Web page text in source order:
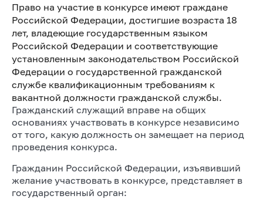
Право на участие в конкурсе имеют граждане
Российской Федерации, достигшие возраста 18
лет, владеющие государственным языком
Российской Федерации и соответствующие
установленным законодательством Российской
Федерации о государственной гражданской
службе квалификационным требованиям к
вакантной должности гражданской службы.
Гражданский служащий вправе на общих
основаниях участвовать в конкурсе независимо
от того, какую должность он замещает на период
проведения конкурса.
Гражданин Российской Федерации, изъявивший
желание участвовать в конкурсе, представляет в
государственный орган: